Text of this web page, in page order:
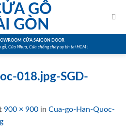
CỬA SAIGON DOOR
Cửa Nhựa, Cửa chống cháy uy tín tại HCM !
018.jpg-SGD-
900 × 900 in Cua-go-Han-Quoc-